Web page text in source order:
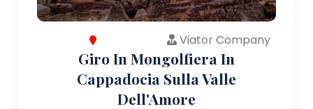
Viator Company
Giro In Mongolfiera In
Cappadocia Sulla Valle
Dell'Amore